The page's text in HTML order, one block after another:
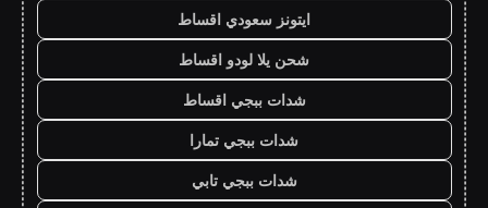
ايتونز سعودي اقساط
شحن يلا لودو اقساط
شدات ببجي اقساط
شدات ببجي تمارا
شدات ببجي تابي